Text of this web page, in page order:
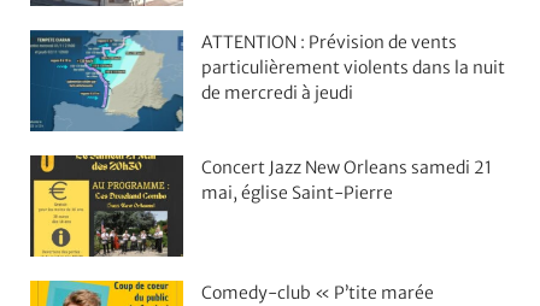
ATTENTION : Prévision de vents
particulièrement violents dans la nuit
de mercredi à jeudi
Concert Jazz New Orleans samedi 21
mai, église Saint-Pierre
Comedy-club « P’tite marée